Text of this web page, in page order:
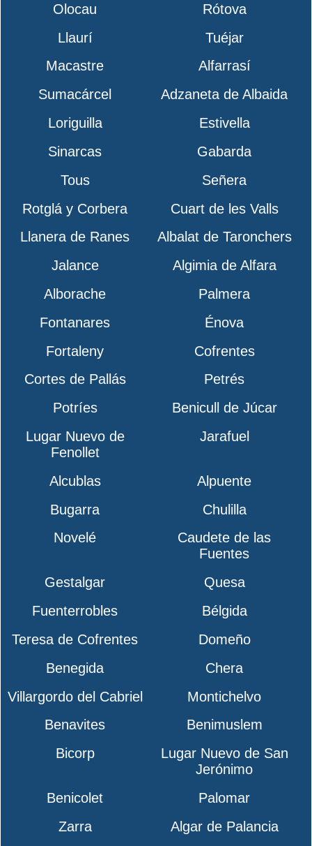
Olocau
Rótova
Llaurí
Tuéjar
Macastre
Alfarrasí
Sumacárcel
Adzaneta de Albaida
Loriguilla
Estivella
Sinarcas
Gabarda
Tous
Señera
Rotglá y Corbera
Cuart de les Valls
Llanera de Ranes
Albalat de Taronchers
Jalance
Algimia de Alfara
Alborache
Palmera
Fontanares
Énova
Fortaleny
Cofrentes
Cortes de Pallás
Petrés
Potríes
Benicull de Júcar
Lugar Nuevo de
Fenollet
Jarafuel
Alcublas
Alpuente
Bugarra
Chulilla
Novelé
Caudete de las
Fuentes
Gestalgar
Quesa
Fuenterrobles
Bélgida
Teresa de Cofrentes
Domeño
Benegida
Chera
Villargordo del Cabriel
Montichelvo
Benavites
Benimuslem
Bicorp
Lugar Nuevo de San
Jerónimo
Benicolet
Palomar
Zarra
Algar de Palancia